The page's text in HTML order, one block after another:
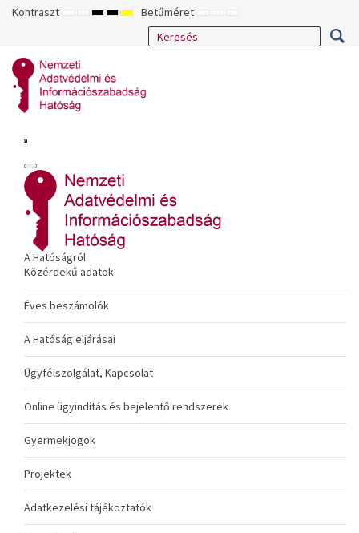
Kontraszt ALAPÉRTELMEZETT
ÉJSZAKAI
NAGY
KONTRASZTÚ
NAGY
KONTRASZTÚ
NAGY
KONTRASZTÚ
SÁRGA
FEKETE
Betűméret KISEBB
BETŰTÍPUS
ALAPÉRTELMEZETT
BETŰMÉRET
NAGYOBB
BETŰMÉRET
A Hatóságról
Közérdekű adatok
Éves beszámolók
A Hatóság eljárásai
Ügyfélszolgálat, Kapcsolat
Online ügyindítás és bejelentő rendszerek
Gyermekjogok
Projektek
Adatkezelési tájékoztatók